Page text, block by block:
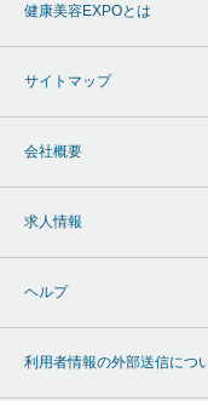
健康美容EXPOとは
サイトマップ
会社概要
求人情報
ヘルプ
利用者情報の外部送信につ